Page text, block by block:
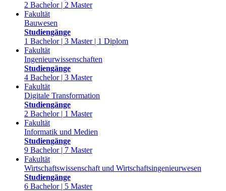
2 Bachelor | 2 Master
Fakultät
Bauwesen
Studiengänge
1 Bachelor | 3 Master | 1 Diplom
Fakultät
Ingenieurwissenschaften
Studiengänge
4 Bachelor | 3 Master
Fakultät
Digitale Transformation
Studiengänge
2 Bachelor | 1 Master
Fakultät
Informatik und Medien
Studiengänge
9 Bachelor | 7 Master
Fakultät
Wirtschaftswissenschaft und Wirtschaftsingenieurwesen
Studiengänge
6 Bachelor | 5 Master